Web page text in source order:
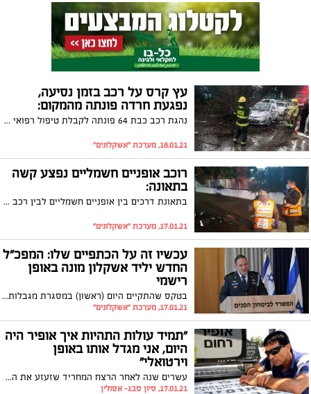
עץ קרס על רכב בזמן נסיעה,
נפגעת חרדה פונתה מהמקום:
נהגת רכב כבת 64 פונתה לקבלת טיפול רפואי לאחר שעץ קרס היום (שני) על רכבה בזמן הנסיעה. הנהגת לא נםגעה בגוף ופונתה לביה"ח ברזילי כשהיא סובלת מחרדה
18.01.21, מערכת "אשקלונים"
רוכב אופניים חשמליים נפצע קשה
בתאונה:
בתאונת דרכים בין אופניים חשמליים לבין רכב פרטי, נםצע תושב העיר כבן 20. הוא פונה לקבלת טיפול בביה"ח כשמצבו מוגדר קשה
17.01.21, מערכת "אשקלונים"
עכשיו זה על הכתפיים שלו: המפכ"ל
החדש יליד אשקלון מונה באופן
רישמי
בטקס שהתקיים היום (ראשון) במסגרת מגבלות הקורונה, הועלה לדרגת רב ניצב, מפכ"ל המשטרה החדש יליד העיר אשקלון, יעקב (קובי) שבתאי. במעמד זה אמר: "נוטל על עצמי את האחריות המלאה להוביל את המשטרה ולספק ביטחון אישי לאזרחי ישראל"
17.01.21, מערכת "אשקלונים"
"תמיד עולות התהיות איך אופיר היה
היום, אני מגדל אותו באופן
וירטואלי"
עשרים שנה לאחר הרצח המחריד שזעזע את המדינה, אביו של הנער אופיר רחום ז"ל נישא על גלי הכאב, שואל את עצמו מה היה קורה "אם" וחושש שהפיתויים ברשת האינטרנט עשויים לגבות קורבנות נוספים
17.01.21, סיון סבג- אסולין